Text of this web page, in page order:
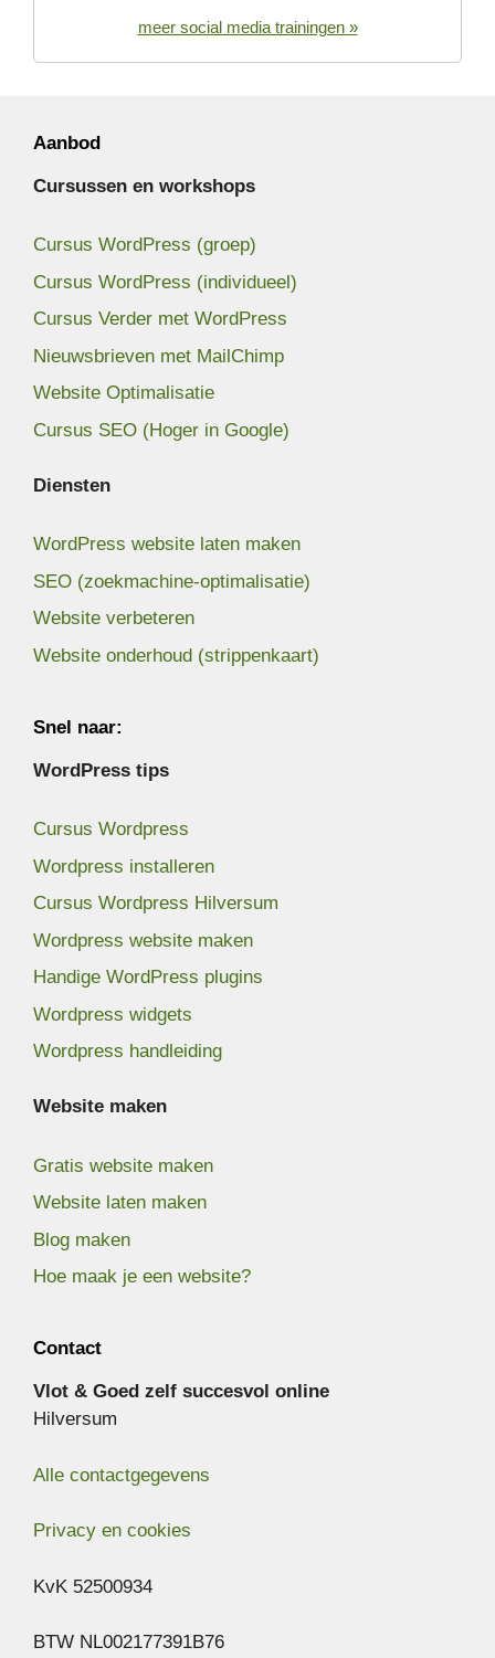
meer social media trainingen »
Aanbod
Cursussen en workshops
Cursus WordPress (groep)
Cursus WordPress (individueel)
Cursus Verder met WordPress
Nieuwsbrieven met MailChimp
Website Optimalisatie
Cursus SEO (Hoger in Google)
Diensten
WordPress website laten maken
SEO (zoekmachine-optimalisatie)
Website verbeteren
Website onderhoud (strippenkaart)
Snel naar:
WordPress tips
Cursus Wordpress
Wordpress installeren
Cursus Wordpress Hilversum
Wordpress website maken
Handige WordPress plugins
Wordpress widgets
Wordpress handleiding
Website maken
Gratis website maken
Website laten maken
Blog maken
Hoe maak je een website?
Contact
Vlot & Goed zelf succesvol online
Hilversum
Alle contactgegevens
Privacy en cookies
KvK 52500934
BTW NL002177391B76